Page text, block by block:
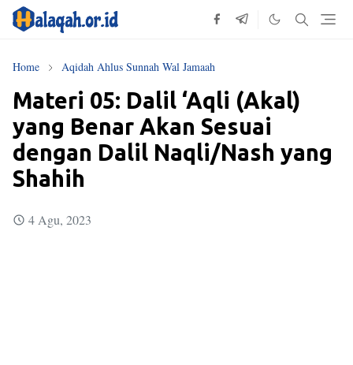
Home Aqidah Ahlus Sunnah Wal Jamaah
Materi 05: Dalil ‘Aqli (Akal)
yang Benar Akan Sesuai
dengan Dalil Naqli/Nash yang
Shahih
4 Agu, 2023